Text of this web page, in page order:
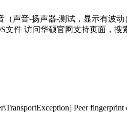
声音-扬声器-测试，显示有波
文件 访问华硕官网支持页面，
Peer